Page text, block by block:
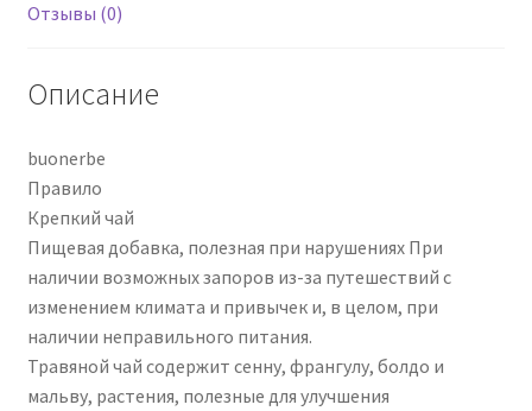
Отзывы (0)
Описание
buonerbe
Правило
Крепкий чай
Пищевая добавка, полезная при нарушениях При
наличии возможных запоров из-за путешествий с
изменением климата и привычек и, в целом, при
наличии неправильного питания.
Травяной чай содержит сенну, франгулу, болдо и
мальву, растения, полезные для улучшения